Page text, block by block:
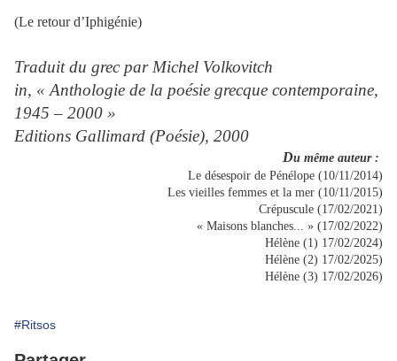
(Le retour d’Iphigénie)
Traduit du grec par Michel Volkovitch
in, « Anthologie de la poésie grecque contemporaine,
1945 – 2000 »
Editions Gallimard (Poésie), 2000
Du même auteur :
Le désespoir de Pénélope (10/11/2014)
Les vieilles femmes et la mer (10/11/2015)
Crépuscule (17/02/2021)
« Maisons blanches... » (17/02/2022)
Hélène (1) 17/02/2024)
Hélène (2) 17/02/2025)
Hélène (3) 17/02/2026)
#Ritsos